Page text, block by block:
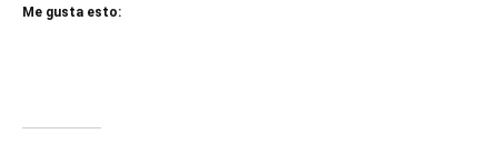
Me gusta esto: